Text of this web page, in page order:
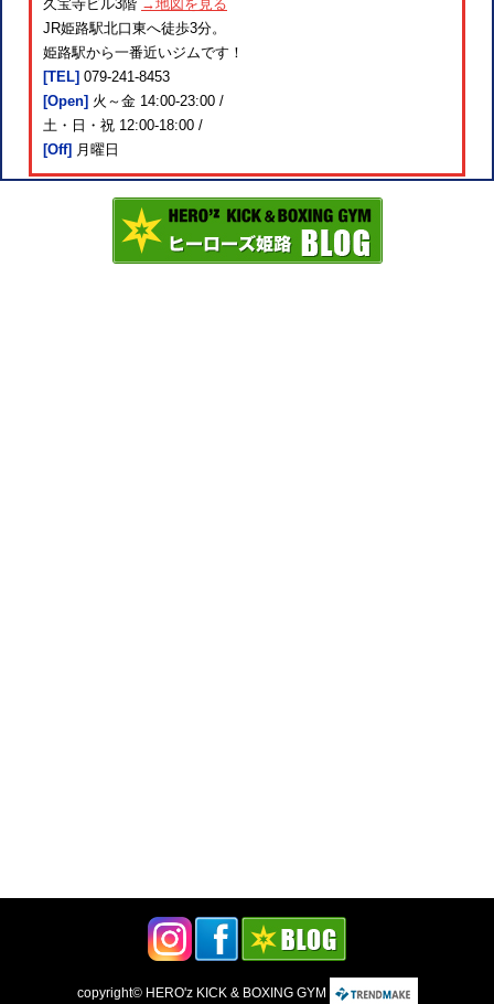
久宝寺ビル3階 →地図を見る
JR姫路駅北口東へ徒歩3分。
姫路駅から一番近いジムです！
[TEL] 079-241-8453
[Open] 火～金 14:00-23:00 /
土・日・祝 12:00-18:00 /
[Off] 月曜日
copyright© HERO'z KICK & BOXING GYM